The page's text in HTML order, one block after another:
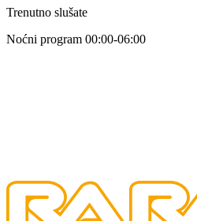
Trenutno slušate
Noćni program 00:00-06:00